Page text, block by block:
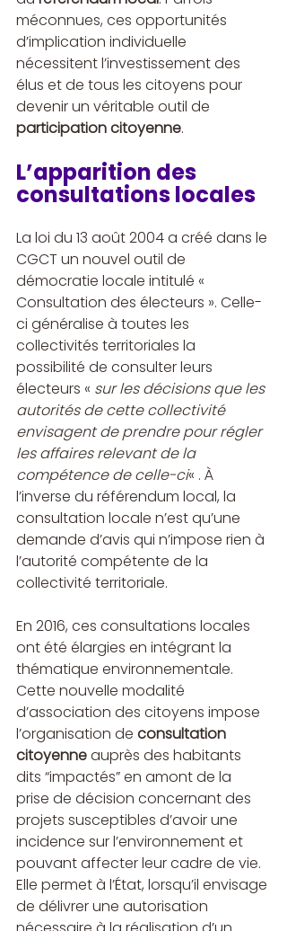
méconnues, ces opportunités
d’implication individuelle
nécessitent l’investissement des
élus et de tous les citoyens pour
devenir un véritable outil de
participation citoyenne.
L’apparition des
consultations locales
La loi du 13 août 2004 a créé dans le
CGCT un nouvel outil de
démocratie locale intitulé «
Consultation des électeurs ». Celle-
ci généralise à toutes les
collectivités territoriales la
possibilité de consulter leurs
électeurs « sur les décisions que les
autorités de cette collectivité
envisagent de prendre pour régler
les affaires relevant de la
compétence de celle-ci« . À
l’inverse du référendum local, la
consultation locale n’est qu’une
demande d’avis qui n’impose rien à
l’autorité compétente de la
collectivité territoriale.
En 2016, ces consultations locales
ont été élargies en intégrant la
thématique environnementale.
Cette nouvelle modalité
d’association des citoyens impose
l’organisation de consultation
citoyenne auprès des habitants
dits “impactés” en amont de la
prise de décision concernant des
projets susceptibles d’avoir une
incidence sur l’environnement et
pouvant affecter leur cadre de vie.
Elle permet à l’État, lorsqu’il envisage
de délivrer une autorisation